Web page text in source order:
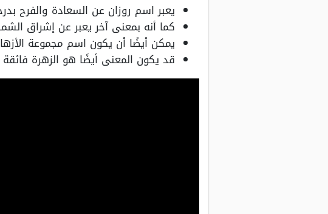
يعبر اسم روزان عن السعادة والفرح
كما أنه بمعنى آخر يعبر عن إشراق
يمكن أيضًا أن يكون اسم مجموعة
قد يكون المعنى أيضًا هو الزهرة فائقة